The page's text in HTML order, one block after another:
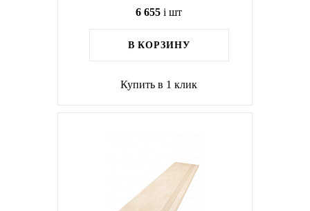
6 655 i шт
В КОРЗИНУ
Купить в 1 клик